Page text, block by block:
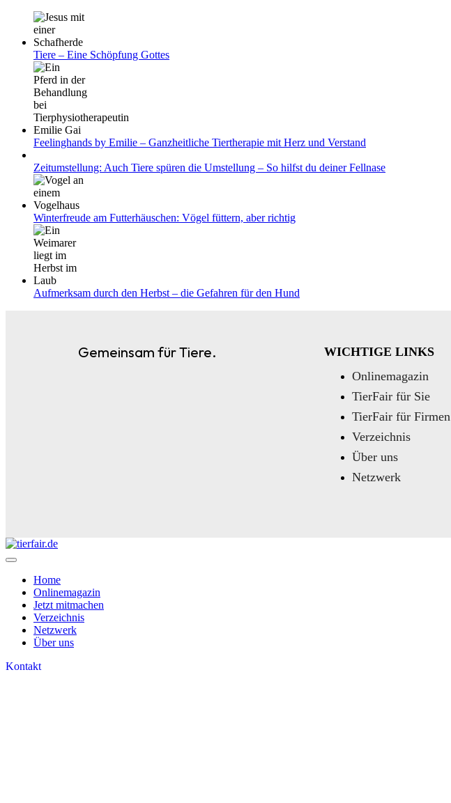
Tiere – Eine Schöpfung Gottes
Feelinghands by Emilie – Ganzheitliche Tiertherapie mit Herz und Verstand
Zeitumstellung: Auch Tiere spüren die Umstellung – So hilfst du deiner Fellnase
Winterfreude am Futterhäuschen: Vögel füttern, aber richtig
Aufmerksam durch den Herbst – die Gefahren für den Hund
Gemeinsam für Tiere.
WICHTIGE LINKS
Onlinemagazin
TierFair für Sie
TierFair für Firmen
Verzeichnis
Über uns
Netzwerk
Home
Onlinemagazin
Jetzt mitmachen
Verzeichnis
Netzwerk
Über uns
Kontakt